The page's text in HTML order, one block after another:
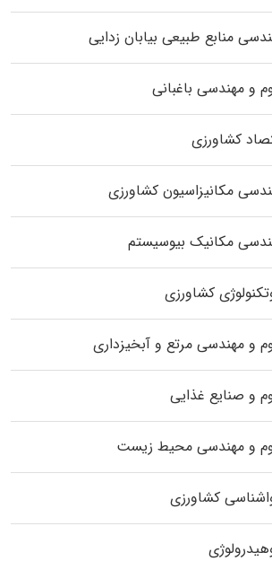
منابع طبیعی بیابان زدایی
و مهندسی باغبانی
کشاورزی
مکانیزاسیون کشاورزی
مکانیک بیوسیستم
کشاورزی
و مهندسی مرتع و آبخیزداری
و صنایع غذایی
و مهندسی محیط زیست
کشاورزی